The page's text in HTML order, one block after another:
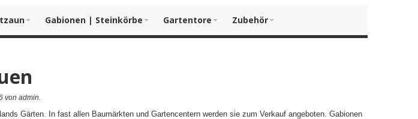
Gabionen | Steinkörbe Gartentore Zubehör
von admin
Gärten. In fast allen Baumärkten und Gartencentern werden sie zum Verkauf angeboten. Gabionen